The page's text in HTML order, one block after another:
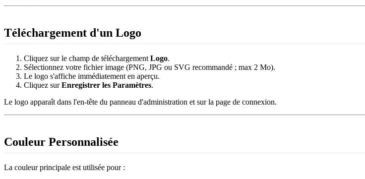
Téléchargement d'un Logo
Cliquez sur le champ de téléchargement Logo.
Sélectionnez votre fichier image (PNG, JPG ou SVG recommandé ; max 2 Mo).
Le logo s'affiche immédiatement en aperçu.
Cliquez surEnregistrer les Paramètres.
Le logo apparaît dans l'en-tête du panneau d'administration et sur la page de connexion.
Couleur Personnalisée
La couleur principale est utilisée pour :